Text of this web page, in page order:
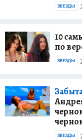
ЗВЕЗДЫ
10
по
ЗВЕЗДЫ
ЗВЕЗДЫ